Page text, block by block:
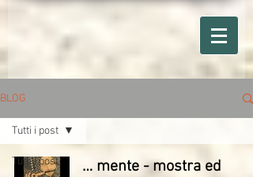
BLOG
Tutti i post
Tutti i post
… mente - mostra ed